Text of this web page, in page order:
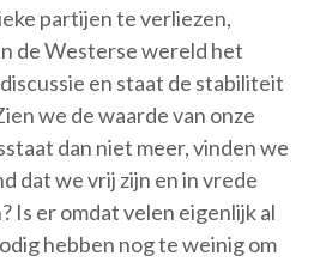
partijen te verliezen,
de Westerse wereld het
en staat de stabiliteit
we de waarde van onze
dan niet meer, vinden we
dat we vrij zijn en in vrede
Is er omdat velen eigenlijk al
hebben nog te weinig om